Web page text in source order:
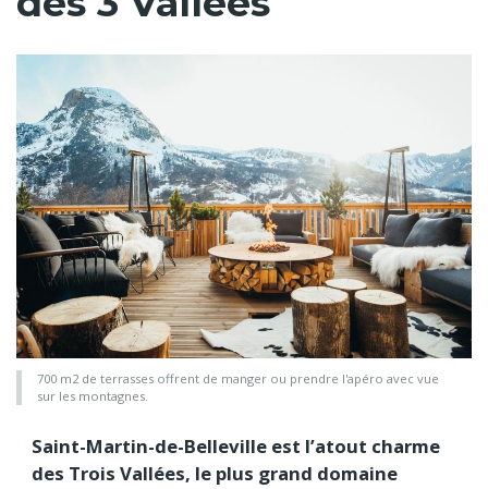
700 m2 de terrasses offrent de manger ou prendre l'apéro avec vue
sur les montagnes.
Saint-Martin-de-Belleville est l’atout charme
des Trois Vallées, le plus grand domaine